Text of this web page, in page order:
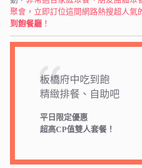
聚會，立即訂位這間網路熱搜超人氣
到飽餐廳 ！
板橋府中吃到飽
精緻排餐、自助吧
平日限定優惠
超高CP值雙人套餐！